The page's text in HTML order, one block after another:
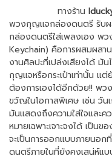
ทางร้าน
พวงกุญแจกล่องดนตรี รับ
กล่องดนตรีใส่เพลงเอง พ
Keychain) คือการผสมผสา
งานศิลปะที่เปล่งเสียงได้ มั
กุญแจหรือกระเป๋าเท่านั้น แ
ต้องการเองได้อีกด้วย!! พ
ขวัญในโอกาสพิเศษ เช่น วัน
มันแสดงถึงความใส่ใจและค
หมายเฉพาะเจาะจงได้ เป็น
จะเป็นการออกแบบภายนอก
ดนตรีภายในที่ยังคงเสน่ห์แ